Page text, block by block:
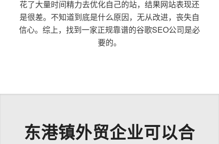
花了大量时间精力去优化自己的站，结果网站表现还
是很差。不知道到底是什么原因，无从改进，丧失自
信心。综上，找到一家正规靠谱的谷歌SEO公司是必
要的。
东港镇外贸企业可以合